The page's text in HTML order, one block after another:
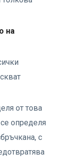
на
от това
определя
с